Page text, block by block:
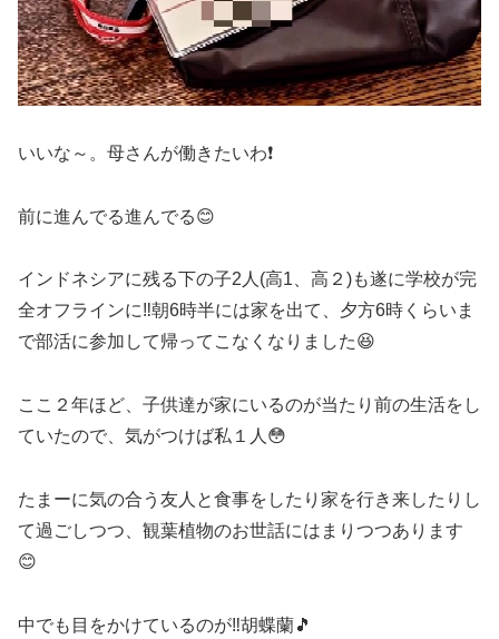
いいな～。母さんが働きたいわ❗
前に進んでる進んでる😊
インドネシアに残る下の子2人(高1、高２)も遂に学校が完
全オフラインに‼️朝6時半には家を出て、夕方6時くらいま
で部活に参加して帰ってこなくなりました😆
ここ２年ほど、子供達が家にいるのが当たり前の生活をし
ていたので、気がつけば私１人😳
たまーに気の合う友人と食事をしたり家を行き来したりし
て過ごしつつ、観葉植物のお世話にはまりつつあります
😊
中でも目をかけているのが‼️胡蝶蘭🎵